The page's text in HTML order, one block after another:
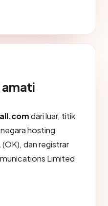
amati
dari luar, titik
hosting
dan registrar
Limited